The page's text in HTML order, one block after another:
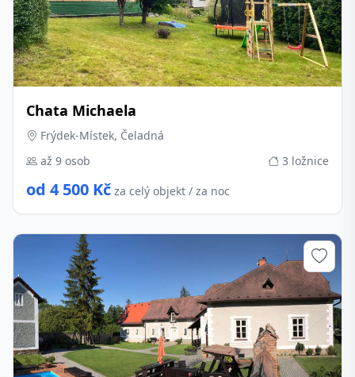
Chata Michaela
Frýdek-Místek, Čeladná
až 9 osob
3 ložnice
od 4 500 Kč za celý objekt / za noc